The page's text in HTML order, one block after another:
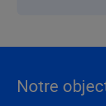
Notre